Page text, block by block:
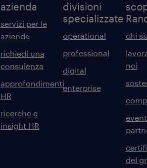
azienda
servizi per le
aziende
richiedi una
consulenza
approfondimenti
HR
ricerche e
insight HR
divisioni
specializzate
operational
professional
digital
enterprise
chi
noi
del